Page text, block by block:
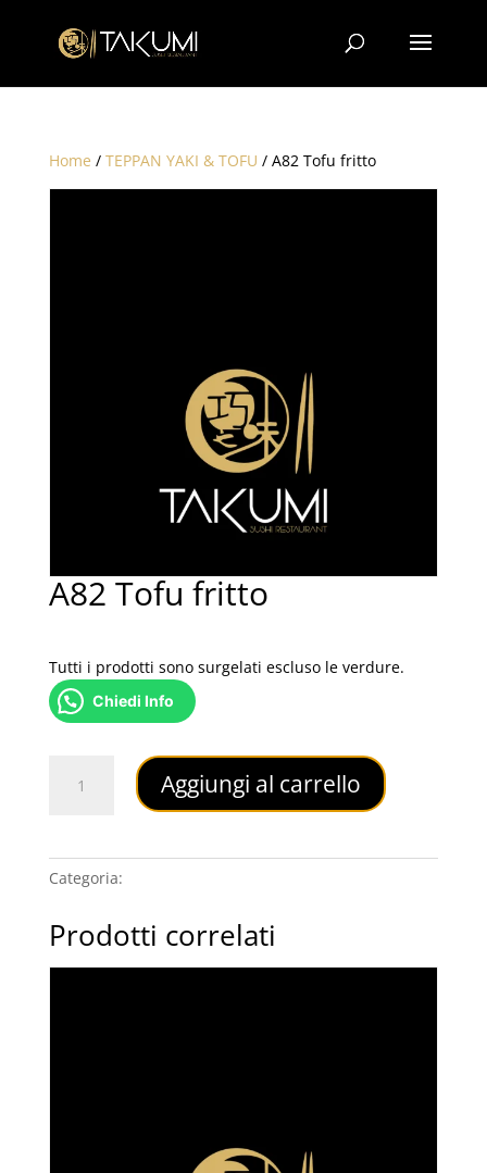
Home / TEPPAN YAKI & TOFU / A82 Tofu fritto
A82 Tofu fritto
Tutti i prodotti sono surgelati escluso le verdure.
Chiedi Info
Aggiungi al carrello
Categoria:
Prodotti correlati